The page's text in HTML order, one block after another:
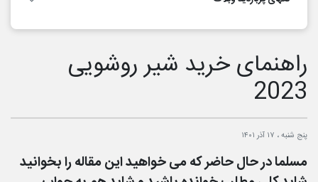
راهنمای خرید شیر روشویی
2023
پنج شنبه ، ۱۷ آذر ۱۴۰۱
مسلما در حال حاضر که می خواهید این مقاله را بخوانید